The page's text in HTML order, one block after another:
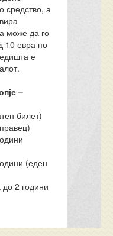
средство, а
може да го
10 евра по
е
–
билет)
(еден
2 години